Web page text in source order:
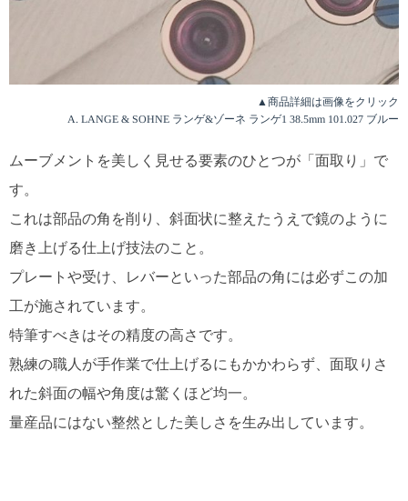
▲商品詳細は画像をクリック
A. LANGE & SOHNE ランゲ&ゾーネ ランゲ1 38.5mm 101.027 ブルー
ムーブメントを美しく見せる要素のひとつが「面取り」で
す。
これは部品の角を削り、斜面状に整えたうえで鏡のように
磨き上げる仕上げ技法のこと。
プレートや受け、レバーといった部品の角には必ずこの加
工が施されています。
特筆すべきはその精度の高さです。
熟練の職人が手作業で仕上げるにもかかわらず、面取りさ
れた斜面の幅や角度は驚くほど均一。
量産品にはない整然とした美しさを生み出しています。